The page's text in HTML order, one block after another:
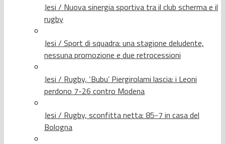
Jesi / Nuova sinergia sportiva tra il club scherma e il
rugby
Jesi / Sport di squadra: una stagione deludente,
nessuna promozione e due retrocessioni
Jesi / Rugby, ‘Bubu’ Piergirolami lascia: i Leoni
perdono 7-26 contro Modena
Jesi / Rugby, sconfitta netta: 85-7 in casa del
Bologna